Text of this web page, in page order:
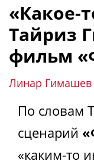
«Какое-
Тайриз
фильм
Линар Гимашев
По словам
сценарий
«каким-то